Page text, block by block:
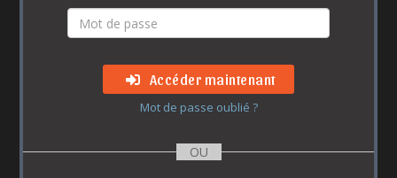
Accéder maintenant
Mot de passe oublié ?